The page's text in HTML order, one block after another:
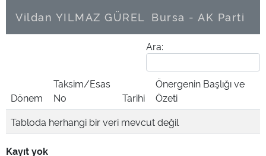
Vildan YILMAZ GÜREL Bursa - AK Parti
Ara:
Dönem
Taksim/Esas
No
Tarihi
Önergenin Başlığı ve
Özeti
Tabloda herhangi bir veri mevcut değil
Kayıt yok